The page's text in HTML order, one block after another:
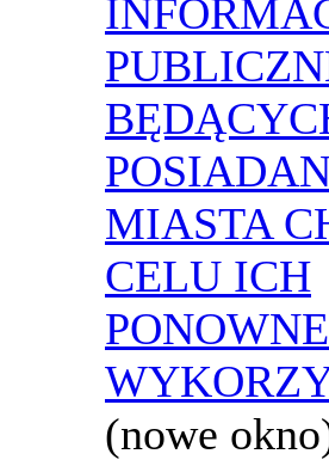
MIASTA
CELU ICH
(nowe